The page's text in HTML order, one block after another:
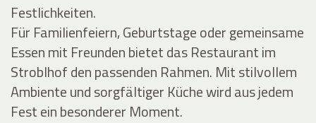
Festlichkeiten.
Für Familienfeiern, Geburtstage oder gemeinsame
Essen mit Freunden bietet das Restaurant im
Stroblhof den passenden Rahmen. Mit stilvollem
Ambiente und sorgfältiger Küche wird aus jedem
Fest ein besonderer Moment.